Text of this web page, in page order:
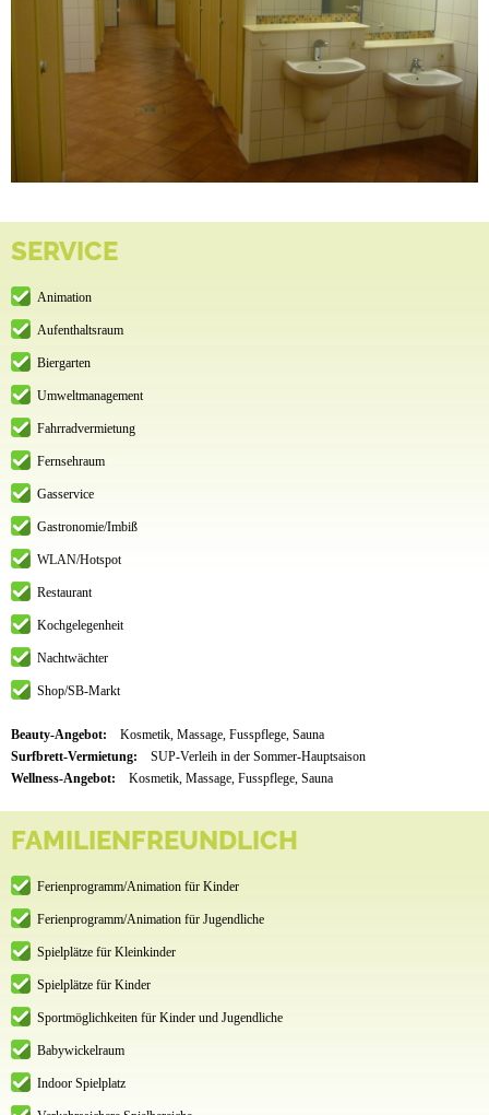
SERVICE
Animation
Aufenthaltsraum
Biergarten
Umweltmanagement
Fahrradvermietung
Fernsehraum
Gasservice
Gastronomie/Imbiß
WLAN/Hotspot
Restaurant
Kochgelegenheit
Nachtwächter
Shop/SB-Markt
Beauty-Angebot:
Kosmetik, Massage, Fusspflege, Sauna
Surfbrett-Vermietung:
SUP-Verleih in der Sommer-Hauptsaison
Wellness-Angebot:
Kosmetik, Massage, Fusspflege, Sauna
FAMILIENFREUNDLICH
Ferienprogramm/Animation für Kinder
Ferienprogramm/Animation für Jugendliche
Spielplätze für Kleinkinder
Spielplätze für Kinder
Sportmöglichkeiten für Kinder und Jugendliche
Babywickelraum
Indoor Spielplatz